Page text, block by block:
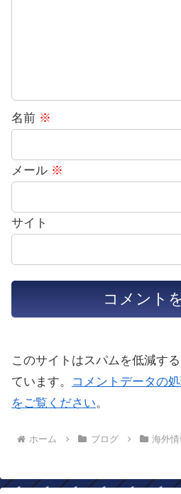
名前 ※
メール ※
サイト
このサイトはスパムを低減す
ています。
コメントデータの
をご覧ください。
ホーム ブログ 海外情